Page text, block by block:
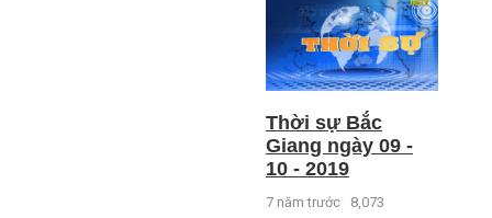
Thời sự Bắc
Giang ngày 09 -
10 - 2019
7 năm trước 8,073